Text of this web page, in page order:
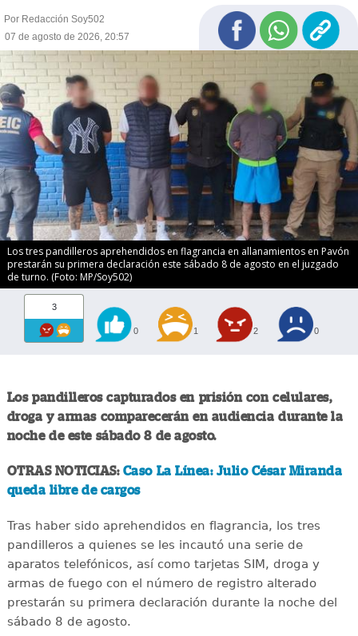
Por Redacción Soy502
07 de agosto de 2026, 20:57
Los tres pandilleros aprehendidos en flagrancia en allanamientos en Pavón
prestarán su primera declaración este sábado 8 de agosto en el juzgado
de turno. (Foto: MP/Soy502)
3
0 1 2 0
Los pandilleros capturados en prisión con celulares,
droga y armas comparecerán en audiencia durante la
noche de este sábado 8 de agosto.
OTRAS NOTICIAS: Caso La Línea: Julio César Miranda
queda libre de cargos
Tras haber sido aprehendidos en flagrancia, los tres
pandilleros a quienes se les incautó una serie de
aparatos telefónicos, así como tarjetas SIM, droga y
armas de fuego con el número de registro alterado
prestarán su primera declaración durante la noche del
sábado 8 de agosto.